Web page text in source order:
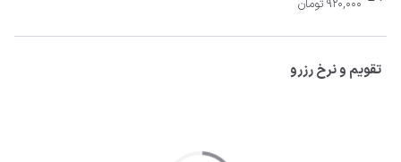
920,000 تومان
تقویم و نرخ رزرو